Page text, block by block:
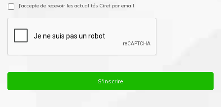
J'accepte de recevoir les actualités Ciret par email.